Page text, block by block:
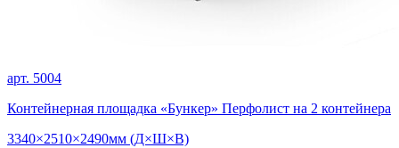
арт. 5004
Контейнерная площадка «Бункер» Перфолист на 2 контейнера
3340×2510×2490мм (Д×Ш×В)